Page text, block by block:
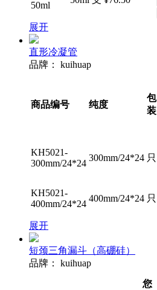
50ml
展开
直形冷凝管
品牌：
kuihuap
商品编号 纯度
包
装
KH5021-
300mm/24*24
300mm/24*24 只
KH5021-
400mm/24*24
400mm/24*24 只
展开
短颈三角漏斗（高硼硅）
品牌：
kuihuap
您